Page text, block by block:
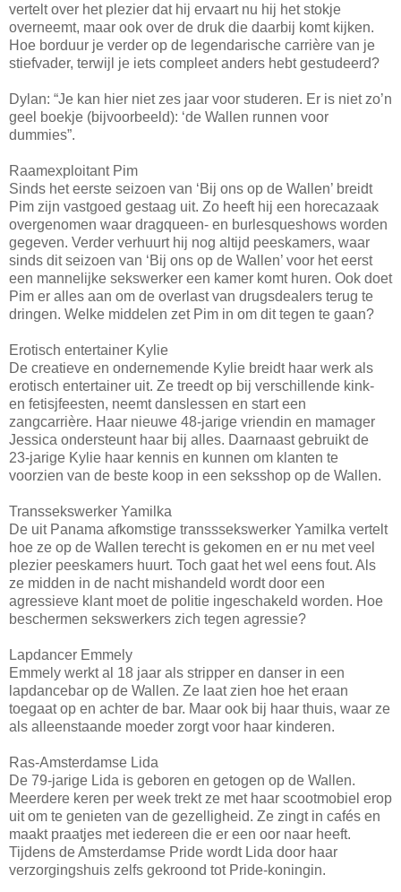
vertelt over het plezier dat hij ervaart nu hij het stokje
overneemt, maar ook over de druk die daarbij komt kijken.
Hoe borduur je verder op de legendarische carrière van je
stiefvader, terwijl je iets compleet anders hebt gestudeerd?
Dylan: “Je kan hier niet zes jaar voor studeren. Er is niet zo’n
geel boekje (bijvoorbeeld): ‘de Wallen runnen voor
dummies”.
Raamexploitant Pim
Sinds het eerste seizoen van ‘Bij ons op de Wallen’ breidt
Pim zijn vastgoed gestaag uit. Zo heeft hij een horecazaak
overgenomen waar dragqueen- en burlesqueshows worden
gegeven. Verder verhuurt hij nog altijd peeskamers, waar
sinds dit seizoen van ‘Bij ons op de Wallen’ voor het eerst
een mannelijke sekswerker een kamer komt huren. Ook doet
Pim er alles aan om de overlast van drugsdealers terug te
dringen. Welke middelen zet Pim in om dit tegen te gaan?
Erotisch entertainer Kylie
De creatieve en ondernemende Kylie breidt haar werk als
erotisch entertainer uit. Ze treedt op bij verschillende kink-
en fetisjfeesten, neemt danslessen en start een
zangcarrière. Haar nieuwe 48-jarige vriendin en mamager
Jessica ondersteunt haar bij alles. Daarnaast gebruikt de
23-jarige Kylie haar kennis en kunnen om klanten te
voorzien van de beste koop in een seksshop op de Wallen.
Transsekswerker Yamilka
De uit Panama afkomstige transssekswerker Yamilka vertelt
hoe ze op de Wallen terecht is gekomen en er nu met veel
plezier peeskamers huurt. Toch gaat het wel eens fout. Als
ze midden in de nacht mishandeld wordt door een
agressieve klant moet de politie ingeschakeld worden. Hoe
beschermen sekswerkers zich tegen agressie?
Lapdancer Emmely
Emmely werkt al 18 jaar als stripper en danser in een
lapdancebar op de Wallen. Ze laat zien hoe het eraan
toegaat op en achter de bar. Maar ook bij haar thuis, waar ze
als alleenstaande moeder zorgt voor haar kinderen.
Ras-Amsterdamse Lida
De 79-jarige Lida is geboren en getogen op de Wallen.
Meerdere keren per week trekt ze met haar scootmobiel erop
uit om te genieten van de gezelligheid. Ze zingt in cafés en
maakt praatjes met iedereen die er een oor naar heeft.
Tijdens de Amsterdamse Pride wordt Lida door haar
verzorgingshuis zelfs gekroond tot Pride-koningin.